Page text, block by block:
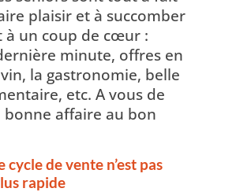
plaisir et à succomber
à un coup de cœur :
minute, offres en
la gastronomie, belle
etc. A vous de
affaire au bon
cycle de vente n’est pas
rapide